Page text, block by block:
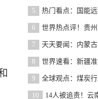
5 热门看点：国能远海
6 世界热点评！贵州：
7 天天要闻：内蒙
8 世界速看：新疆准
9 全球观点：煤炭行
10 14人被追责！云南